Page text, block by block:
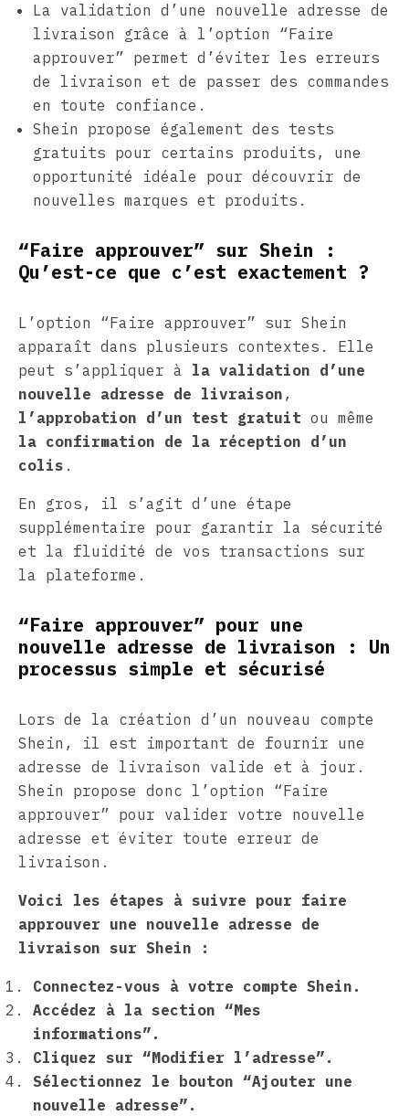
La validation d’une nouvelle adresse de
livraison grâce à l’option “Faire
approuver” permet d’éviter les erreurs
de livraison et de passer des commandes
en toute confiance.
Shein propose également des tests
gratuits pour certains produits, une
opportunité idéale pour découvrir de
nouvelles marques et produits.
“Faire approuver” sur Shein :
Qu’est-ce que c’est exactement ?
L’option “Faire approuver” sur Shein
apparaît dans plusieurs contextes. Elle
peut s’appliquer à la validation d’une
nouvelle adresse de livraison ,
l’approbation d’un test gratuit ou même
la confirmation de la réception d’un
colis .
En gros, il s’agit d’une étape
supplémentaire pour garantir la sécurité
et la fluidité de vos transactions sur
la plateforme.
“Faire approuver” pour une
nouvelle adresse de livraison : Un
processus simple et sécurisé
Lors de la création d’un nouveau compte
Shein, il est important de fournir une
adresse de livraison valide et à jour.
Shein propose donc l’option “Faire
approuver” pour valider votre nouvelle
adresse et éviter toute erreur de
livraison.
Voici les étapes à suivre pour faire
approuver une nouvelle adresse de
livraison sur Shein :
Connectez-vous à votre compte Shein.
Accédez à la section “Mes
informations”.
Cliquez sur “Modifier l’adresse”.
Sélectionnez le bouton “Ajouter une
nouvelle adresse”.